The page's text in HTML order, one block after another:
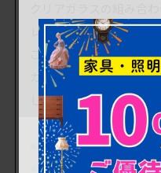
レトロモダンな雰囲気
ご自宅でのご使用はも
カフェなど店舗でのお
しょうか。
■框サイズ 上110mm/
■重量 約23kg